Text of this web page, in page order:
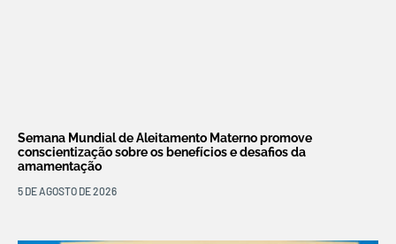
Semana Mundial de Aleitamento Materno promove
conscientização sobre os benefícios e desafios da
amamentação
5 DE AGOSTO DE 2026